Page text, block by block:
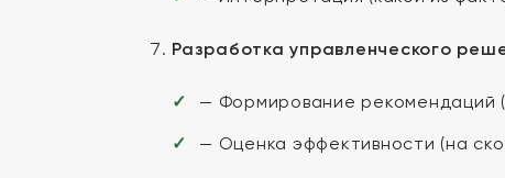
Разработка управленческого
— Формирование рекомендаций
— Оценка эффективности (на